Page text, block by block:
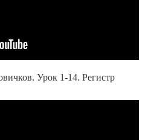
Урок 1-14. Регистр